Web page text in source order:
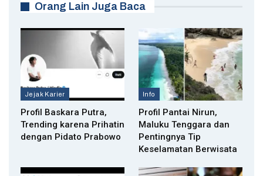
Orang Lain Juga Baca
Jejak Karier
Profil Baskara Putra,
Trending karena Prihatin
dengan Pidato Prabowo
Info
Profil Pantai Nirun,
Maluku Tenggara dan
Pentingnya Tip
Keselamatan Berwisata